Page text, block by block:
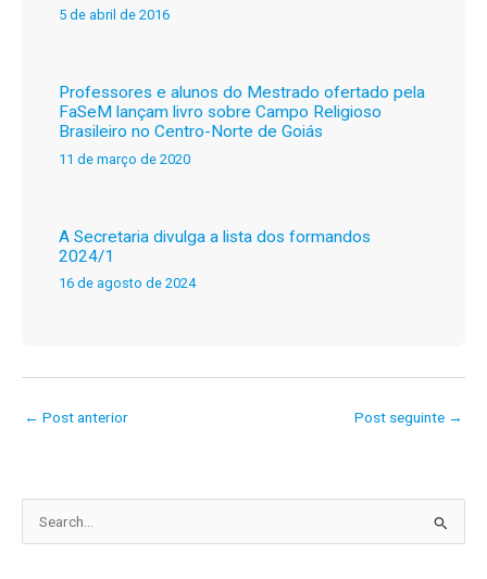
5 de abril de 2016
Professores e alunos do Mestrado ofertado pela
FaSeM lançam livro sobre Campo Religioso
Brasileiro no Centro-Norte de Goiás
11 de março de 2020
A Secretaria divulga a lista dos formandos
2024/1
16 de agosto de 2024
← Post anterior Post seguinte →